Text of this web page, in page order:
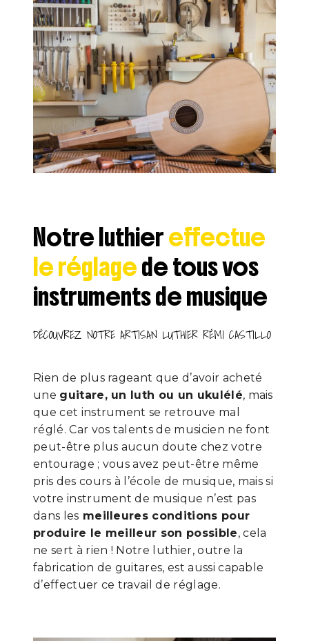
Notre luthiereffectue
le réglagede tous vos
instruments de musique
DÉCOUVREZ NOTRE ARTISAN LUTHIER RÉMI CASTILLO
Rien de plus rageant que d’avoir acheté
une guitare, un luth ou un ukulélé, mais
que cet instrument se retrouve mal
réglé. Car vos talents de musicien ne font
peut-être plus aucun doute chez votre
entourage ; vous avez peut-être même
pris des cours à l’école de musique, mais si
votre instrument de musique n’est pas
dans les meilleures conditions pour
produire le meilleur son possible, cela
ne sert à rien ! Notre luthier, outre la
fabrication de guitares, est aussi capable
d’effectuer ce travail de réglage.